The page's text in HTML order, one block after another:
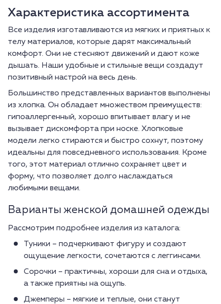
Характеристика ассортимента
Все изделия изготавливаются из мягких и приятных к
телу материалов, которые дарят максимальный
комфорт. Они не стесняют движений и дают коже
дышать. Наши удобные и стильные вещи создадут
позитивный настрой на весь день.
Большинство представленных вариантов выполнены
из хлопка. Он обладает множеством преимуществ:
гипоаллергенный, хорошо впитывает влагу и не
вызывает дискомфорта при носке. Хлопковые
модели легко стираются и быстро сохнут, поэтому
идеальны для повседневного использования. Кроме
того, этот материал отлично сохраняет цвет и
форму, что позволяет долго наслаждаться
любимыми вещами.
Варианты женской домашней одежды
Рассмотрим подробнее изделия из каталога:
Туники – подчеркивают фигуру и создают
ощущение легкости, сочетаются с леггинсами.
Сорочки – практичны, хороши для сна и отдыха,
а также приятны на ощупь.
Джемперы – мягкие и теплые, они станут